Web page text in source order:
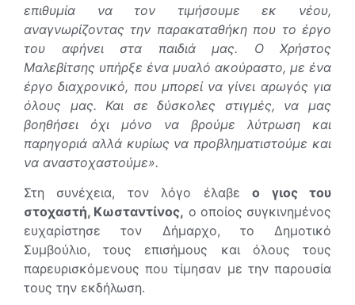
επιθυμία να τον τιμήσουμε εκ νέου,
αναγνωρίζοντας την παρακαταθήκη που το έργο
του αφήνει στα παιδιά μας. O Χρήστος
Μαλεβίτσης υπήρξε ένα μυαλό ακούραστο, με ένα
έργο διαχρονικό, που μπορεί να γίνει αρωγός για
όλους μας. Και σε δύσκολες στιγμές, να μας
βοηθήσει όχι μόνο να βρούμε λύτρωση και
παρηγοριά αλλά κυρίως να προβληματιστούμε και
να αναστοχαστούμε».
Στη συνέχεια, τον λόγο έλαβεο γιος του
στοχαστή, Κωσταντίνος, ο οποίος συγκινημένος
ευχαρίστησε τον Δήμαρχο, το Δημοτικό
Συμβούλιο, τους επισήμους και όλους τους
παρευρισκόμενους που τίμησαν με την παρουσία
τους την εκδήλωση.